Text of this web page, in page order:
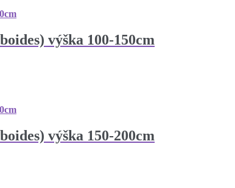
výška 100-150cm
výška 150-200cm